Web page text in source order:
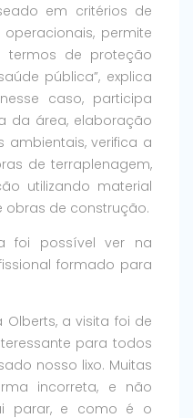
em critérios de
permite
termos de proteção
pública”, explica
caso, participa
da área, elaboração
ambientais, verifica a
de terraplenagem,
utilizando material
obras de construção.
foi possível ver na
formado para
Olberts, a visita foi de
para todos
nosso lixo. Muitas
incorreta, e não
parar, e como é o